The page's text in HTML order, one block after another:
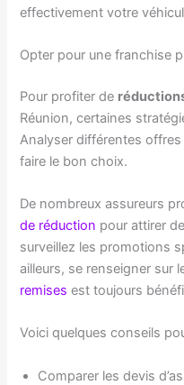
effectivement votre
Opter pour une franchise
Pour profiter de
Réunion, certaines
Analyser différentes
faire le bon choix.
De nombreux assureurs
de réduction pour attirer
surveillez les promotions
ailleurs, se renseigner sur
remises est toujours
Voici quelques conseils
Comparer les devis